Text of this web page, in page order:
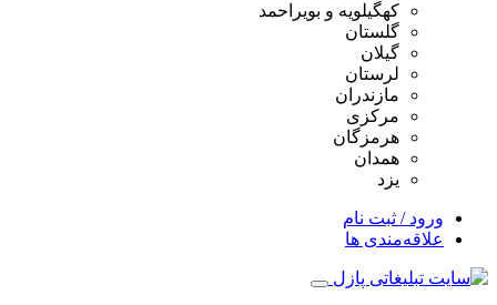
کهگیلویه و بویراحمد
گلستان
گیلان
لرستان
مازندران
مرکزی
هرمزگان
همدان
یزد
ورود / ثبت نام
علاقه‌مندی ها